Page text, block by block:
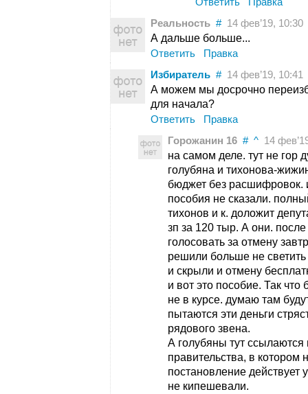
Реальность #14 фев’19, 10:30
А дальше больше...
Ответить
Правка
Избиратель #14 фев’19, 10:41
А можем мы досрочно
для начала?
Ответить
Правка
Горожанин 16 # ^ 14
на самом деле. тут не гор
голубяна и тихонова-
бюджет без расшифровок.
пособия не сказали.
тихонов и к. доложит
зп за 120 тыр. А они. после
голосовать за отмену
решили больше не
и скрыли и отмену
и вот это пособие. Так
не в курсе. думаю там
пытаются эти деньги
рядового звена.
А голубяны тут ссылаются
правительства, в котором
постановление действует
не кипешевали.